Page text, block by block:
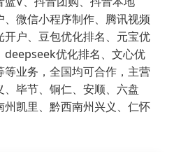
微信小程序制作、腾讯视频
户、豆包优化排名、元宝优
deepseek优化排名、文心优
业务，全国均可合作，主营
毕节、铜仁、安顺、六盘
凯里、黔西南州兴义、仁怀